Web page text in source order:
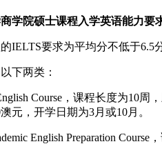
学院硕士课程入学英语能力要
IELTS要求为平均分不低于6.5
下两类：
Course，课程长度为10
元，开学日期为3月或10月。
English Preparation